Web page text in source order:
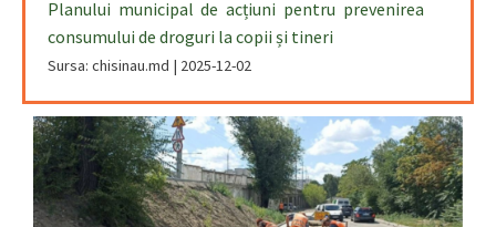
Planului municipal de acțiuni pentru prevenirea
consumului de droguri la copii și tineri
Sursa: chisinau.md 2025-12-02